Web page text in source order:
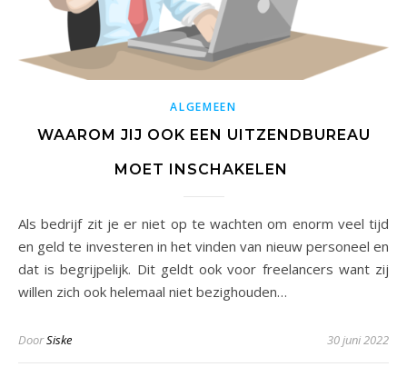
ALGEMEEN
WAAROM JIJ OOK EEN UITZENDBUREAU
MOET INSCHAKELEN
Als bedrijf zit je er niet op te wachten om enorm veel tijd
en geld te investeren in het vinden van nieuw personeel en
dat is begrijpelijk. Dit geldt ook voor freelancers want zij
willen zich ook helemaal niet bezighouden…
DoorSiske 30 juni 2022